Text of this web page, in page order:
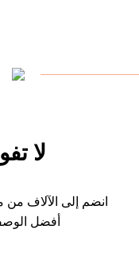
لا
انضم إلى الآلاف
أفضل